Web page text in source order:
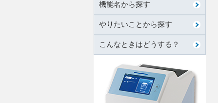
機能名から探す
やりたいことから探す
こんなときはどうする？